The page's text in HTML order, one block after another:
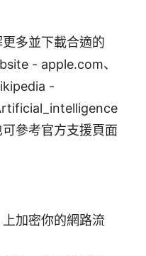
多並下載合適的
- apple.com、
-
參考官方支援頁面
加密你的網路流